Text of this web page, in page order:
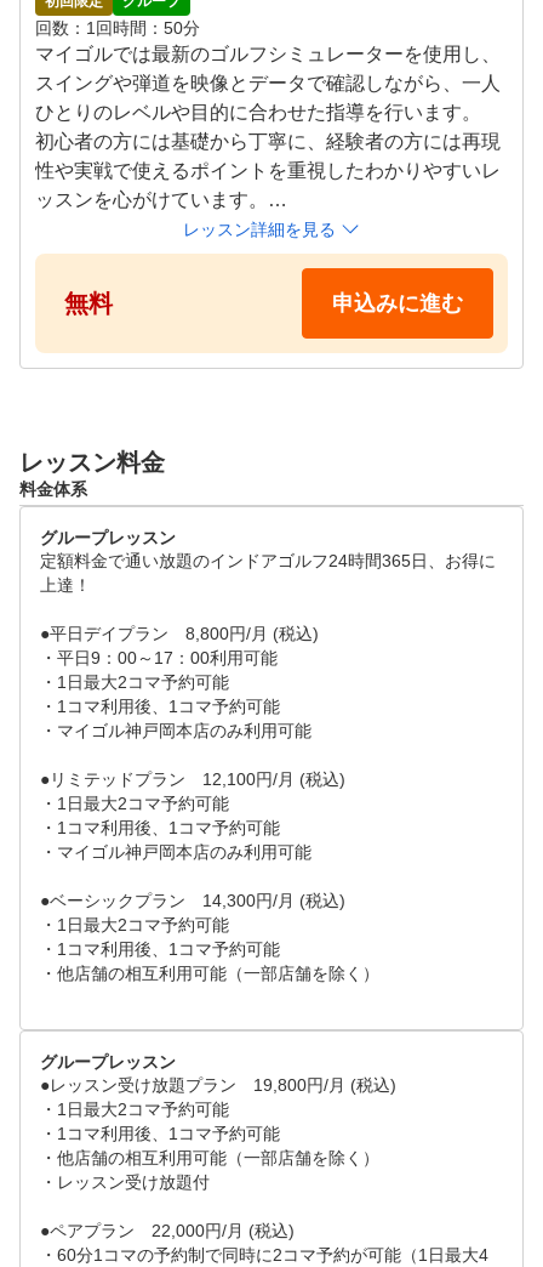
回数 1回時間 50分
マイゴルでは最新のゴルフシミュレーターを使用し、
スイングや弾道を映像とデータで確認しながら、一人
ひとりのレベルや目的に合わせた指導を行います。
初心者の方には基礎から丁寧に、経験者の方には再現
性や実戦で使えるポイントを重視したわかりやすいレ
ッスンを心がけています。
初心者から経験者まで、無理なく上達できるようサポ
ートいたします。ぜひ一度レッスンをご体験ください
●レッスン内容
無料体験レッスンは、状況に応じたご案内となります
トラクターが時間を分配しながらレッスンを行います
。
や入会登録手続きを含めて、全体で約50分となります
。
ツーマンでのレッスン対応を行います。
レッスン詳細を見る
無料 申込みに進む
レッスン料金
料金体系
グループレッスン
定額料金で通い放題のインドアゴルフ24時間365日、お得に
上達！
●平日デイプラン　8,800円/月 (税込)
・平日9：00～17：00利用可能
・1日最大2コマ予約可能
・1コマ利用後、1コマ予約可能
・マイゴル神戸岡本店のみ利用可能
●リミテッドプラン　12,100円/月 (税込)
・1日最大2コマ予約可能
・1コマ利用後、1コマ予約可能
・マイゴル神戸岡本店のみ利用可能
●ベーシックプラン　14,300円/月 (税込)
・1日最大2コマ予約可能
・1コマ利用後、1コマ予約可能
・他店舗の相互利用可能（一部店舗を除く）
グループレッスン
●レッスン受け放題プラン　19,800円/月 (税込)
・1日最大2コマ予約可能
・1コマ利用後、1コマ予約可能
・他店舗の相互利用可能（一部店舗を除く）
・レッスン受け放題付
●ペアプラン　22,000円/月 (税込)
・60分1コマの予約制で同時に2コマ予約が可能（1日最大4